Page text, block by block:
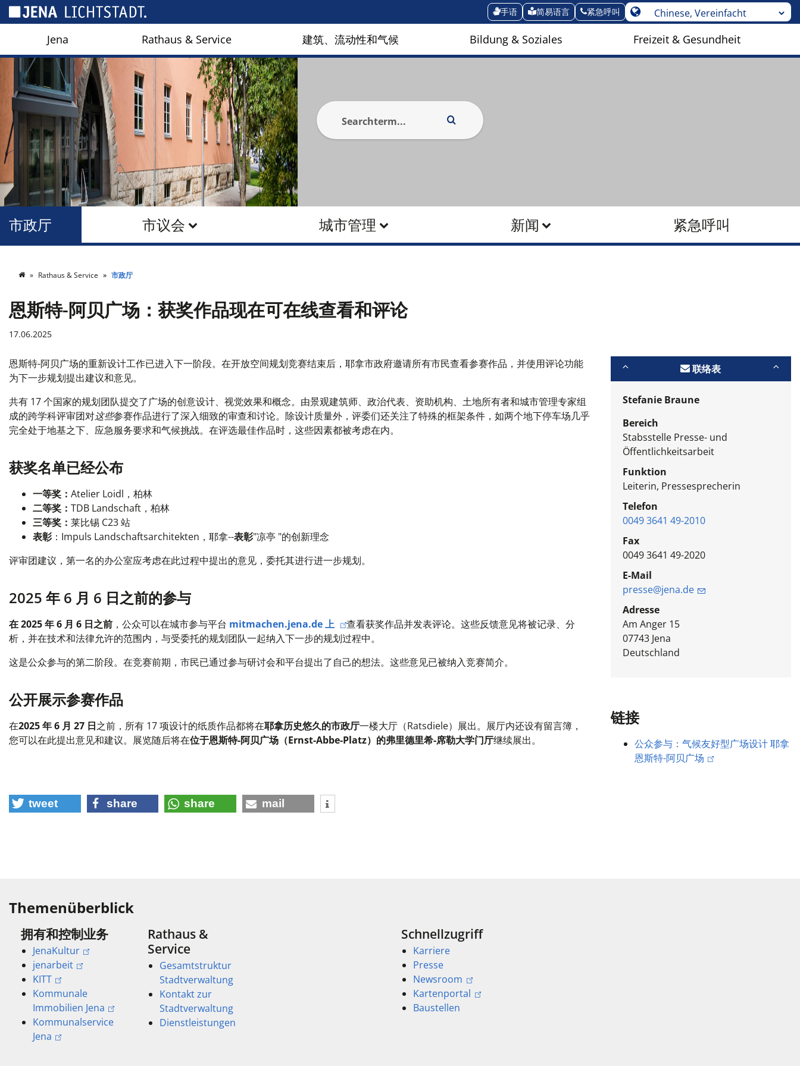
手语 简易语言 紧急呼叫
Jena Rathaus & Service 建筑、流动性和气候 Bildung & Soziales Freizeit & Gesundheit
市议会 城市管理 新闻 紧急呼叫
市政厅
Rathaus & Service 市政厅
恩斯特-阿贝广场：获奖作品现在可在线查看和评论
17.06.2025
恩斯特-阿贝广场的重新设计工作已进入下一阶段。在开放空间规划竞赛结束后，耶拿市政府邀请所有市民查看参赛作品，并使用评论功能
为下一步规划提出建议和意见。
共有 17 个国家的规划团队提交了广场的创意设计、视觉效果和概念。由景观建筑师、政治代表、资助机构、土地所有者和城市管理专家组
成的跨学科评审团对这些参赛作品进行了深入细致的审查和讨论。除设计质量外，评委们还关注了特殊的框架条件，如两个地下停车场几乎
完全处于地基之下、应急服务要求和气候挑战。在评选最佳作品时，这些因素都被考虑在内。
获奖名单已经公布
一等奖： Atelier Loidl，柏林
二等奖： TDB Landschaft，柏林
三等奖： 莱比锡 C23 站
表彰 ：Impuls Landschaftsarchitekten，耶拿--表彰"凉亭 "的创新理念
评审团建议，第一名的办公室应考虑在此过程中提出的意见，委托其进行进一步规划。
2025 年 6 月 6 日之前的参与
在 2025 年 6 月 6 日之前 ，公众可以在城市参与平台 mitmachen.jena.de 上 查看获奖作品并发表评论。这些反馈意见将被记录、分
析，并在技术和法律允许的范围内，与受委托的规划团队一起纳入下一步的规划过程中。
这是公众参与的第二阶段。在竞赛前期，市民已通过参与研讨会和平台提出了自己的想法。这些意见已被纳入竞赛简介。
公开展示参赛作品
在2025 年 6 月 27 日之前，所有 17 项设计的纸质作品都将在耶拿历史悠久的市政厅一楼大厅（Ratsdiele）展出。展厅内还设有留言簿，
您可以在此提出意见和建议。展览随后将在位于恩斯特-阿贝广场（Ernst-Abbe-Platz）的弗里德里希-席勒大学门厅继续展出。
联络表
Stefanie Braune
Bereich
Stabsstelle Presse- und
Öffentlichkeitsarbeit
Funktion
Leiterin, Pressesprecherin
Telefon
0049 3641 49-2010
Fax
0049 3641 49-2020
E-Mail
presse@jena.de
Adresse
Am Anger 15
07743 Jena
Deutschland
链接
公众参与：气候友好型广场设计 耶拿
恩斯特-阿贝广场
tweet share share mail
Themenüberblick
拥有和控制业务
JenaKultur
jenarbeit
KITT
Kommunale
Immobilien Jena
Kommunalservice
Jena
Rathaus &
Service
Gesamtstruktur
Stadtverwaltung
Kontakt zur
Stadtverwaltung
Dienstleistungen
Schnellzugriff
Karriere
Presse
Newsroom
Kartenportal
Baustellen
Cookies management panel